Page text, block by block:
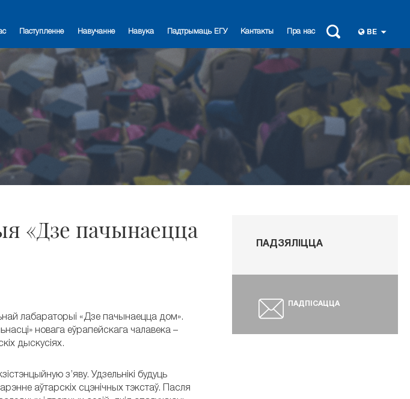
Паступленне Навучанне Навука Падтрымаць ЕГУ Кантакты Пра нас BE
«Дзе пачынаецца
лабараторыі «Дзе пачынаецца дом».
новага еўрапейскага чалавека –
дыскусіях.
з’яву. Удзельнікі будуць
аўтарскіх сцэнічных тэкстаў. Пасля
ПАДЗЯЛІЦЦА
ПАДПІСАЦЦА